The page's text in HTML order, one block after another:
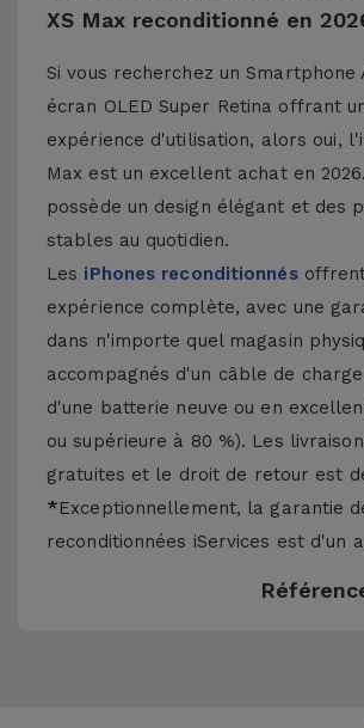
XS Max reconditionné en
Si vous recherchez un Smartphone
écran OLED Super Retina offrant
expérience d'utilisation, alors oui,
Max est un excellent achat en
possède un design élégant et des
stables au quotidien.
Les iPhones reconditionnés
expérience complète, avec une
dans n'importe quel magasin
accompagnés d'un câble de
d'une batterie neuve ou en
ou supérieure à 80 %). Les
gratuites et le droit de retour est
*Exceptionnellement, la garantie
reconditionnées iServices est d'un